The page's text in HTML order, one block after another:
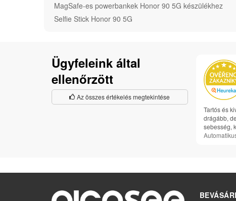
MagSafe-es powerbankek Honor 90 5G készülékhez
Selfie Stick Honor 90 5G
Ügyfeleink által
ellenőrzött
Az összes értékelés megtekintése
Tartós és
drágább,
sebesség,